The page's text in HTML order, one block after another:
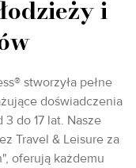
i
stworzyła pełne
doświadczenia
do 17 lat. Nasze
Travel & Leisure za
oferują każdemu